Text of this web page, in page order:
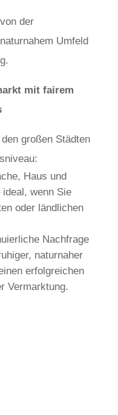
der
Umfeld
mit fairem
großen Städten
Haus und
wenn Sie
oder ländlichen
Nachfrage
naturnaher
erfolgreichen
Vermarktung.